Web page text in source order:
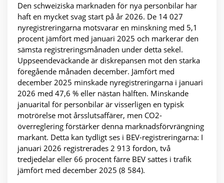
Den schweiziska marknaden för nya personbilar har
haft en mycket svag start på år 2026. De 14 027
nyregistreringarna motsvarar en minskning med 5,1
procent jämfört med januari 2025 och markerar den
sämsta registreringsmånaden under detta sekel.
Uppseendeväckande är diskrepansen mot den starka
föregående månaden december. Jämfört med
december 2025 minskade nyregistreringarna i januari
2026 med 47,6 % eller nästan hälften. Minskande
januarital för personbilar är visserligen en typisk
motrörelse mot årsslutsaffärer, men CO2-
överreglering förstärker denna marknadsförvrängning
markant. Detta kan tydligt ses i BEV-registreringarna: I
januari 2026 registrerades 2 913 fordon, två
tredjedelar eller 66 procent färre BEV sattes i trafik
jämfört med december 2025 (8 584).